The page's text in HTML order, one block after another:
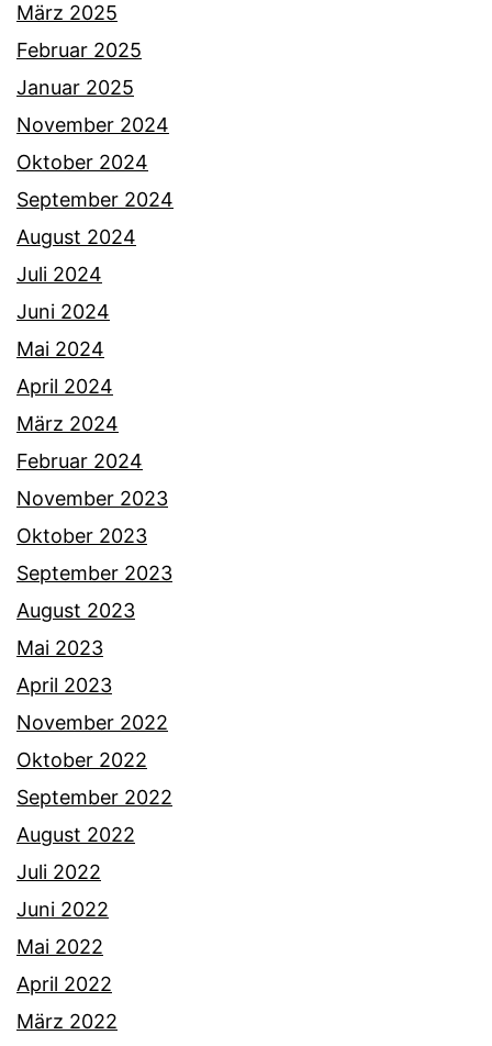
März 2025
Februar 2025
Januar 2025
November 2024
Oktober 2024
September 2024
August 2024
Juli 2024
Juni 2024
Mai 2024
April 2024
März 2024
Februar 2024
November 2023
Oktober 2023
September 2023
August 2023
Mai 2023
April 2023
November 2022
Oktober 2022
September 2022
August 2022
Juli 2022
Juni 2022
Mai 2022
April 2022
März 2022